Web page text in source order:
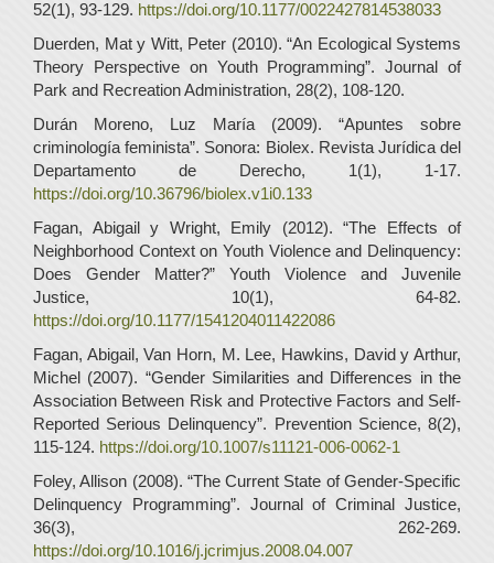
52(1), 93-129. https://doi.org/10.1177/0022427814538033
Duerden, Mat y Witt, Peter (2010). “An Ecological Systems
Theory Perspective on Youth Programming”. Journal of
Park and Recreation Administration, 28(2), 108-120.
Durán Moreno, Luz María (2009). “Apuntes sobre
criminología feminista”. Sonora: Biolex. Revista Jurídica del
Departamento de Derecho, 1(1), 1-17.
https://doi.org/10.36796/biolex.v1i0.133
Fagan, Abigail y Wright, Emily (2012). “The Effects of
Neighborhood Context on Youth Violence and Delinquency:
Does Gender Matter?” Youth Violence and Juvenile
Justice, 10(1), 64-82.
https://doi.org/10.1177/1541204011422086
Fagan, Abigail, Van Horn, M. Lee, Hawkins, David y Arthur,
Michel (2007). “Gender Similarities and Differences in the
Association Between Risk and Protective Factors and Self-
Reported Serious Delinquency”. Prevention Science, 8(2),
115-124. https://doi.org/10.1007/s11121-006-0062-1
Foley, Allison (2008). “The Current State of Gender-Specific
Delinquency Programming”. Journal of Criminal Justice,
36(3), 262-269.
https://doi.org/10.1016/j.jcrimjus.2008.04.007